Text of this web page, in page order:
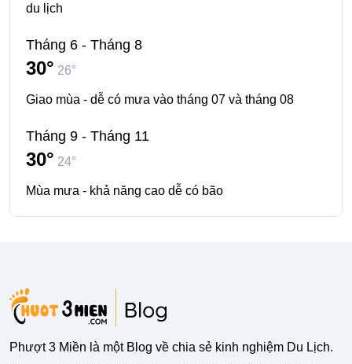
du lịch
Tháng 6 - Tháng 8
30° 26°
Giao mùa - dễ có mưa vào tháng 07 và tháng 08
Tháng 9 - Tháng 11
30° 24°
Mùa mưa - khả năng cao dễ có bão
Phượt 3 Miền là một Blog về chia sẻ kinh nghiệm Du Lịch.